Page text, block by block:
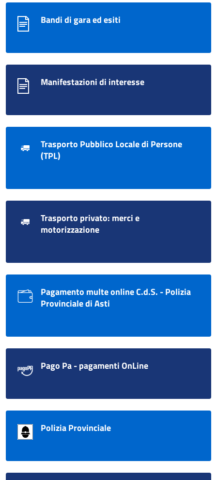
Bandi di gara ed esiti
Manifestazioni di interesse
Trasporto Pubblico Locale di Persone
(TPL)
Trasporto privato: merci e
motorizzazione
Pagamento multe online C.d.S. - Polizia
Provinciale di Asti
Pago Pa - pagamenti OnLine
Polizia Provinciale